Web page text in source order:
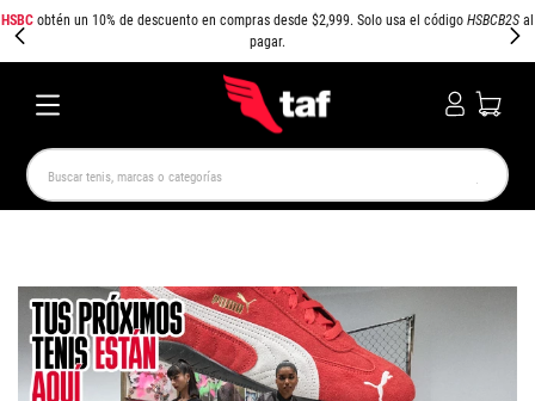
HSBC obtén un 10% de descuento en compras desde $2,999. Solo usa el código HSBCB2S al
pagar.
Buscar tenis, marcas o categorías
SPEEDCAT SPEZIAL JORDAN 1
PUMA SPEEDCAT CAMPUS